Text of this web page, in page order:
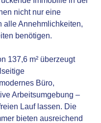
nicht nur eine
alle Annehmlichkeiten,
benötigen.
137,6 m² überzeugt
Büro,
Arbeitsumgebung –
Lauf lassen. Die
bieten ausreichend